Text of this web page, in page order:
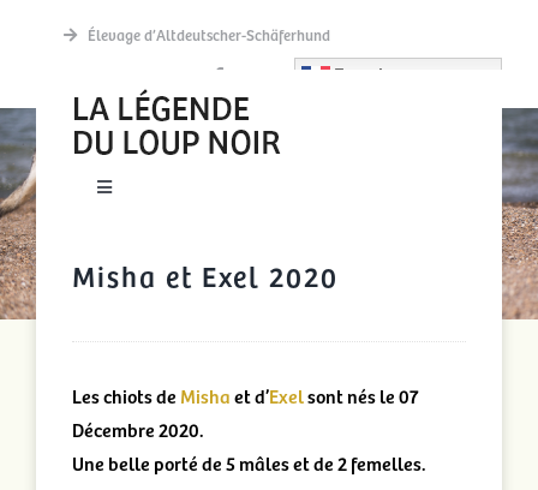
Élevage d’Altdeutscher-Schäferhund
French
Toggle
New accueil
Découvrir
MISHA ET EXEL 2020
Misha et Exel 2020
Les chiots de Mishaet d’Exelsont nés le 07
Décembre 2020.
Une belle porté de 5 mâles et de 2 femelles.